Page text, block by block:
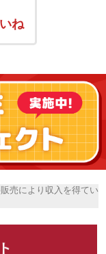
ね
売により収入を得てい